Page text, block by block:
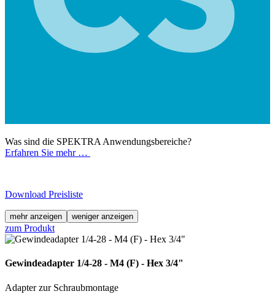
Was sind die SPEKTRA Anwendungsbereiche?
Erfahren Sie mehr …
Download Preisliste
mehr anzeigen weniger anzeigen
zum Produkt
Gewindeadapter 1/4-28 - M4 (F) - Hex 3/4"
Adapter zur Schraubmontage